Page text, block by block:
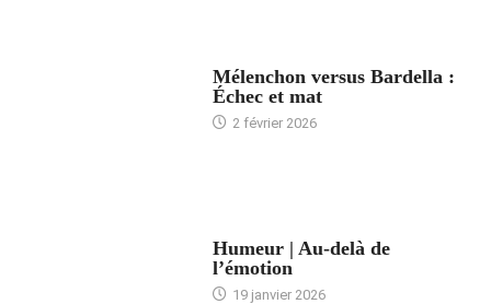
Mélenchon versus Bardella :
Échec et mat
2 février 2026
Humeur | Au-delà de
l’émotion
19 janvier 2026